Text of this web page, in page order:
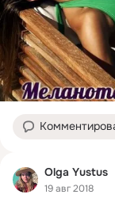
Olga Yustus
19 авг 2018